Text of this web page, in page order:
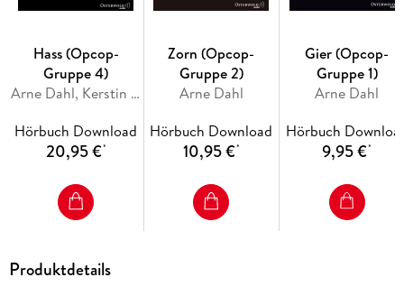
Hass (Opcop-
Gruppe 4)
Arne Dahl, Kerstin Schöps
Hörbuch Download
20,95 €*
Zorn (Opcop-
Gruppe 2)
Arne Dahl
Hörbuch Download
10,95 €*
Gier (Opcop-
Gruppe 1)
Arne Dahl
Hörbuch
9,95 €*
Produktdetails